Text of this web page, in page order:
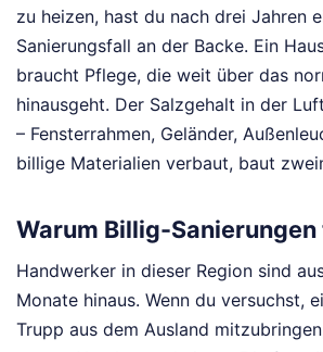
zu heizen, hast du nach drei Jahren
Sanierungsfall an der Backe. Ein
braucht Pflege, die weit über das
hinausgeht. Der Salzgehalt in der
– Fensterrahmen, Geländer,
billige Materialien verbaut, baut
Warum Billig-
Handwerker in dieser Region sind
Monate hinaus. Wenn du versuchst,
Trupp aus dem Ausland